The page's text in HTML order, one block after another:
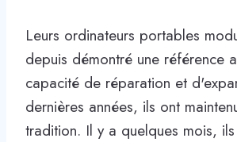
Leurs ordinateurs portables
depuis démontré une référence
capacité de réparation et
dernières années, ils ont
tradition. Il y a quelques mois,